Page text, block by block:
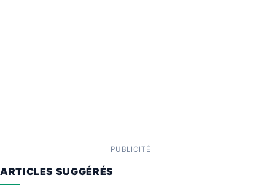
PUBLICITÉ
ARTICLES SUGGÉRÉS